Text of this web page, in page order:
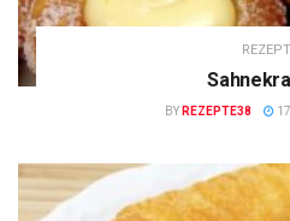
BY REZEPTE38